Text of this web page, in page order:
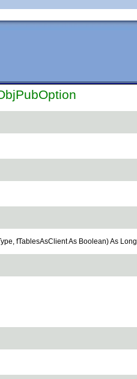
fTablesAsClient As Boolean) As Long